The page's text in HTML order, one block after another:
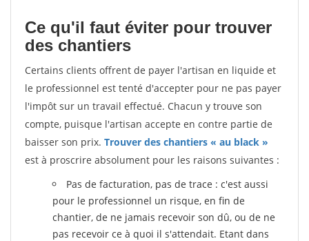
Ce qu'il faut éviter pour trouver
des chantiers
Certains clients offrent de payer l'artisan en liquide et
le professionnel est tenté d'accepter pour ne pas payer
l'impôt sur un travail effectué. Chacun y trouve son
compte, puisque l'artisan accepte en contre partie de
baisser son prix. Trouver des chantiers « au black »
est à proscrire absolument pour les raisons suivantes :
Pas de facturation, pas de trace : c'est aussi
pour le professionnel un risque, en fin de
chantier, de ne jamais recevoir son dû, ou de ne
pas recevoir ce à quoi il s'attendait. Etant dans